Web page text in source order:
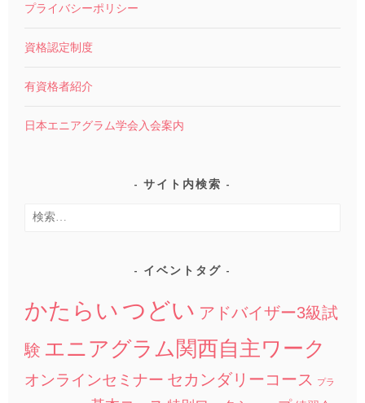
プライバシーポリシー
資格認定制度
有資格者紹介
日本エニアグラム学会入会案内
サイト内検索
検
イベントタグ
かたらい つどい アドバイザー3級試
験 エニアグラム関西自主ワーク
オンラインセミナー セカンダリーコース プラ